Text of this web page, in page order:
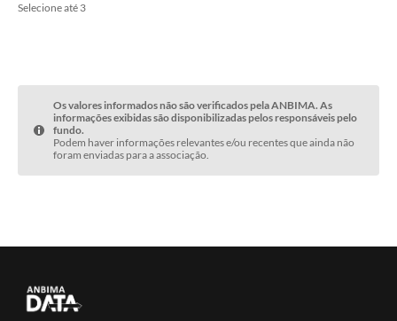
Selecione até 3
Os valores informados não são verificados pela ANBIMA. As
informações exibidas são disponibilizadas pelos responsáveis pelo
fundo.
Podem haver informações relevantes e/ou recentes que ainda não
foram enviadas para a associação.